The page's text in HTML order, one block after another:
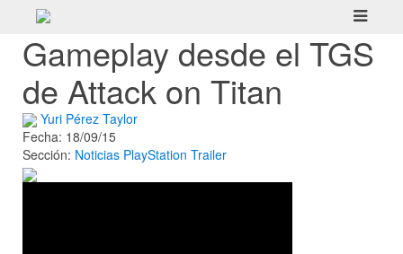
Gameplay desde el TGS
de Attack on Titan
Yuri Pérez Taylor
Fecha: 18/09/15
Sección: Noticias PlayStation Trailer